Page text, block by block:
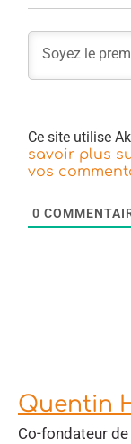
Ce site utilise
savoir plus
vos
0
Quentin
Co-fondateur